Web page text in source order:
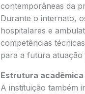
contemporâneas da
Durante o internato,
hospitalares e
competências
para a futura atuação
Estrutura
A instituição também